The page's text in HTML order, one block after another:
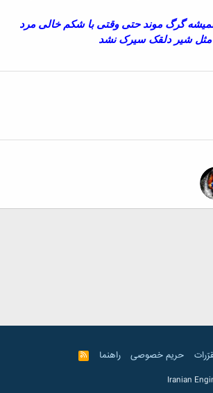
همیشه گرگ موند حتی وقتی با شکم خالی مرد
مثل شیر دلقک سیرک نشد
حریم خصوصی راهنما
R
S
Iranian